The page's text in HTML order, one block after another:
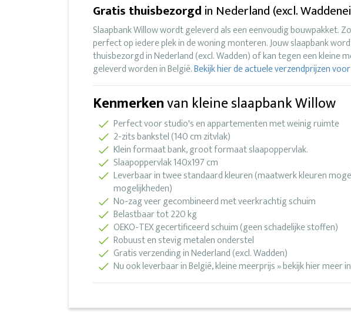
Gratis thuisbezorgd in Nederland (excl.
Slaapbank Willow wordt geleverd als een eenvoudig bouwpakket.
perfect op iedere plek in de woning monteren. Jouw slaapbank
thuisbezorgd in Nederland (excl. Wadden) of kan tegen een kleine
geleverd worden in België.Bekijk hier de actuele verzendprijzen
Kenmerkenvan kleine slaapbank Willow
Perfect voor studio's en appartementen met weinig ruimte
2-zits bankstel (140 cm zitvlak)
Klein formaat bank, groot formaat slaapoppervlak.
Slaapoppervlak 140x197 cm
Leverbaar in twee standaard kleuren (maatwerk kleuren
mogelijkheden)
No-zag veer gecombineerd met veerkrachtig schuim
Belastbaar tot 220 kg
OEKO-TEX gecertificeerd schuim (geen schadelijke stoffen)
Robuust en stevig metalen onderstel
Gratis verzending in Nederland (excl. Wadden)
Nu ook leverbaar in België, kleine meerprijs » bekijk hier meer